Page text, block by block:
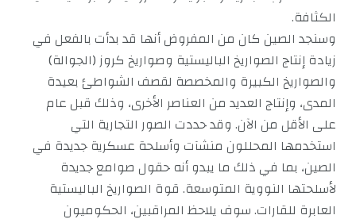
الكثافة.
وسنجد الصين كان من المفروض أنها قد بدأت بالفعل في
زيادة إنتاج الصواريخ الباليستية وصواريخ كروز (الجوالة)
والصواريخ الكبيرة والمخصصة لقصف الشواطئ بعيدة
المدى، وإنتاج العديد من العناصر الأخرى، وذلك قبل عام
على الأقل من الآن. وقد حددت الصور التجارية التي
استخدمها المحللون منشآت وأسلحة عسكرية جديدة في
الصين، بما في ذلك ما يبدو أنه حقول صوامع جديدة
لأسلحتها النووية المتوسعة. قوة الصواريخ الباليستية
العابرة للقارات. سوف يلاحظ المراقبين، الحكوميون